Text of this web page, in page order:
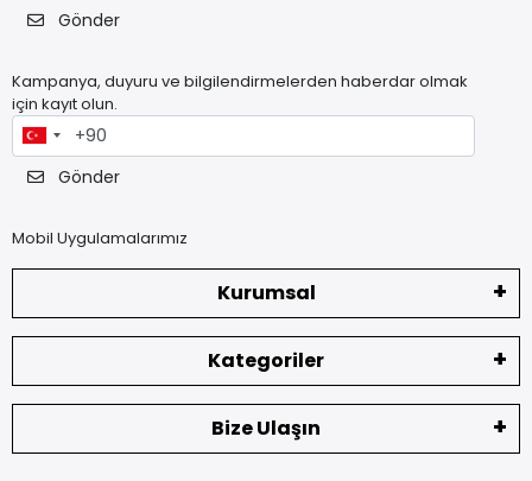
Gönder
Kampanya, duyuru ve bilgilendirmelerden haberdar olmak
için kayıt olun.
Gönder
Mobil Uygulamalarımız
Kurumsal
Kategoriler
Bize Ulaşın